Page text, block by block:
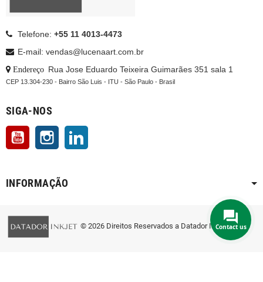
Telefone: +55 11 4013-4473
E-mail: vendas@lucenaart.com.br
Endereço
: Rua Jose Eduardo Teixeira Guimarães 351 sala 1
CEP 13.304-230 - Bairro São Luis - ITU - São Paulo - Brasil
SIGA-NOS
YouTube Instagram
INFORMAÇÃO
© 2026 Direitos Reservados a Datador InkjetContact us